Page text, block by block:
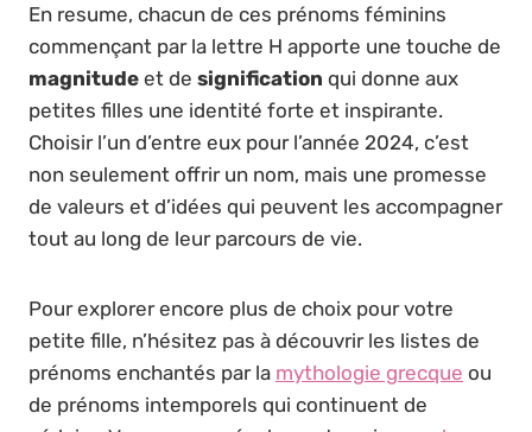
En resume, chacun de ces prénoms féminins
commençant par la lettre H apporte une touche de
magnitude et de signification qui donne aux
petites filles une identité forte et inspirante.
Choisir l’un d’entre eux pour l’année 2024, c’est
non seulement offrir un nom, mais une promesse
de valeurs et d’idées qui peuvent les accompagner
tout au long de leur parcours de vie.
Pour explorer encore plus de choix pour votre
petite fille, n’hésitez pas à découvrir les listes de
prénoms enchantés par la mythologie grecque ou
de prénoms intemporels qui continuent de